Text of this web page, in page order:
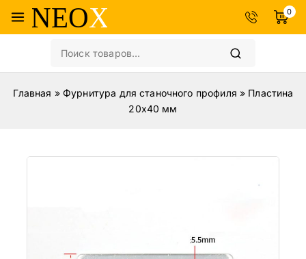
0
Главная »Фурнитура для станочного профиля » Пластина
20х40 мм